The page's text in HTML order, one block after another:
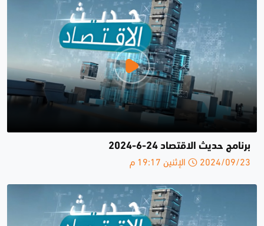
برنامج حديث الاقتصاد 24-6-2024
2024/09/23 الإثنين 19:17 م